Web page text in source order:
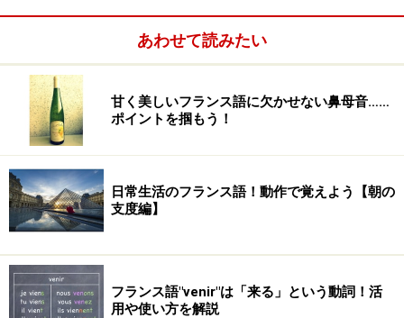
越智：まずは、映画学校への入学前に語学学校に行かれ
たわけですね。日本にいる頃からフランス語のお勉強は
されてたのですか？
み～さ：留学を決めた時は、学生でした。フランス語は
全く触れた事もなかったので、学校を卒業してから、ア
ルバイトをしつつ、3ヶ月間、日本のフランス語学校の
集中コースに通いました。このクラスはとってもきつか
ったので1期でリタイアしてしまいましたが、今になっ
あわせて読みたい
甘く美しいフランス語に欠かせない鼻母音……
ポイントを掴もう！
日常生活のフランス語！動作で覚えよう【朝の
支度編】
フランス語"venir"は「来る」という動詞！活
用や使い方を解説